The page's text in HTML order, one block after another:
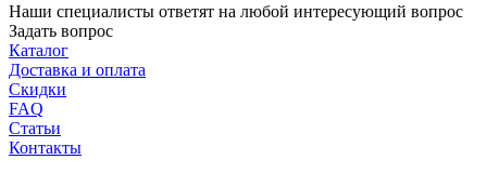
Наши специалисты ответят на любой интересующий вопрос
Задать вопрос
Каталог
Доставка и оплата
Скидки
FAQ
Статьи
Контакты